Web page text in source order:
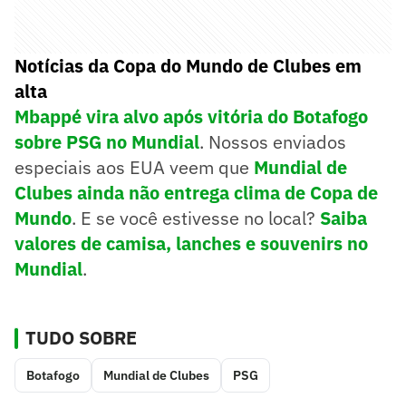
Notícias da Copa do Mundo de Clubes em
alta
Mbappé vira alvo após vitória do Botafogo
sobre PSG no Mundial. Nossos enviados
especiais aos EUA veem que Mundial de
Clubes ainda não entrega clima de Copa de
Mundo. E se você estivesse no local? Saiba
valores de camisa, lanches e souvenirs no
Mundial.
TUDO SOBRE
Botafogo Mundial de Clubes PSG